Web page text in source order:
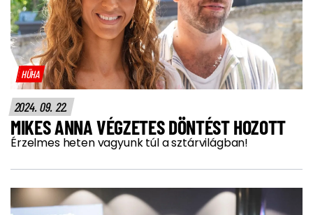
HŰHA
2024. 09. 22.
MIKES ANNA VÉGZETES DÖNTÉST HOZOTT
Érzelmes heten vagyunk túl a sztárvilágban!